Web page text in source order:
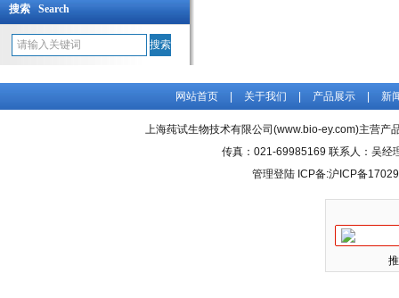
搜索 Search
网站首页 关于我们 产品展示 新
上海莼试生物技术有限公司(www.bio-ey.com)主营产
传真：021-69985169 联系人：吴经
管理登陆 ICP备:沪ICP备